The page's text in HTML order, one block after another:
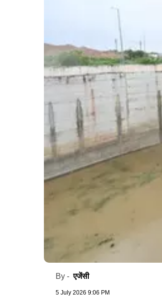
By -एजेंसी
5 July 2026 9:06 PM